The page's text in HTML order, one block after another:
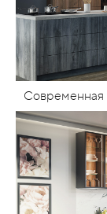
Современная